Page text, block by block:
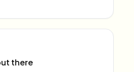
there